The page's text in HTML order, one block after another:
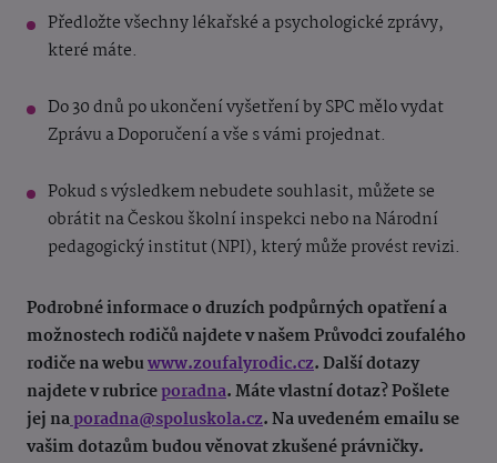
Předložte všechny lékařské a psychologické zprávy,
které máte.
Do 30 dnů po ukončení vyšetření by SPC mělo vydat
Zprávu a Doporučení a vše s vámi projednat.
Pokud s výsledkem nebudete souhlasit, můžete se
obrátit na Českou školní inspekci nebo na Národní
pedagogický institut (NPI), který může provést revizi.
Podrobné informace o druzích podpůrných opatření a
možnostech rodičů najdete v našem Průvodci zoufalého
rodiče na webuwww.zoufalyrodic.cz. Další dotazy
najdete v rubriceporadna. Máte vlastní dotaz? Pošlete
jej naporadna@spoluskola.cz. Na uvedeném emailu se
vašim dotazům budou věnovat zkušené právničky.